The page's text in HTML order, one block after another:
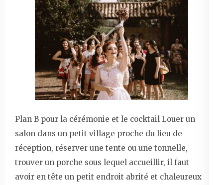
Plan B pour la cérémonie et le cocktail Louer un
salon dans un petit village proche du lieu de
réception, réserver une tente ou une tonnelle,
trouver un porche sous lequel accueillir, il faut
avoir en tête un petit endroit abrité et chaleureux